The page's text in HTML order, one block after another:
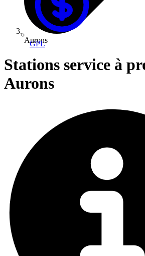
GPL
Aurons
Stations service à
Aurons